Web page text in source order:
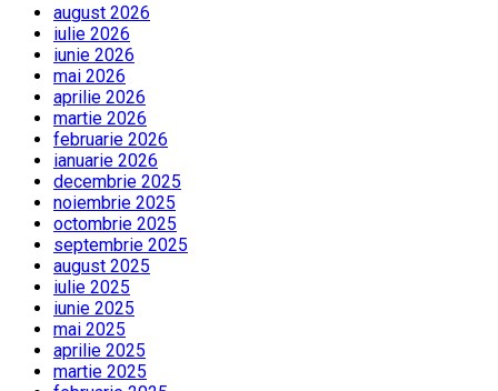
august 2026
iulie 2026
iunie 2026
mai 2026
aprilie 2026
martie 2026
februarie 2026
ianuarie 2026
decembrie 2025
noiembrie 2025
octombrie 2025
septembrie 2025
august 2025
iulie 2025
iunie 2025
mai 2025
aprilie 2025
martie 2025